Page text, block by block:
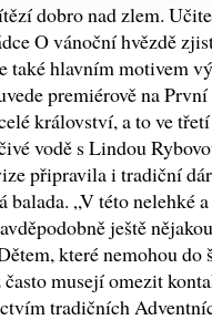
dobro nad zlem.
O vánoční hvězdě
také hlavním motivem
premiérově na
království, a to ve
vodě s Lindou
připravila i tradiční
„V této nelehké
ještě
které nemohou
musejí omezit
tradičních